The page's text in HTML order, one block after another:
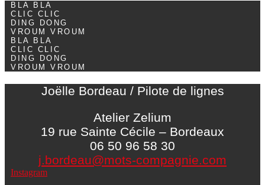
BLA BLA
CLIC CLIC
DING DONG
VROUM VROUM
BLA BLA
CLIC CLIC
DING DONG
VROUM VROUM
Joëlle Bordeau / Pilote de lignes
Atelier Zelium
19 rue Sainte Cécile – Bordeaux
06 50 96 58 30
j.bordeau@mots-compagnie.com
Instagram